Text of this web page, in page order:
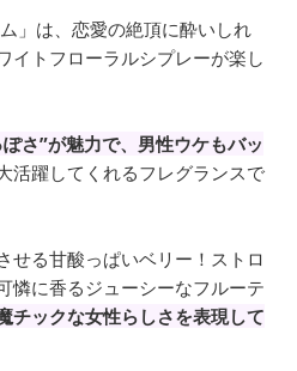
」は、恋愛の絶頂に酔いしれ
イトフローラルシプレーが楽し
さ”が魅力で、男性ウケもバッ
活躍してくれるフレグランスで
せる甘酸っぱいベリー！ストロ
憐に香るジューシーなフルーテ
チックな女性らしさを表現して